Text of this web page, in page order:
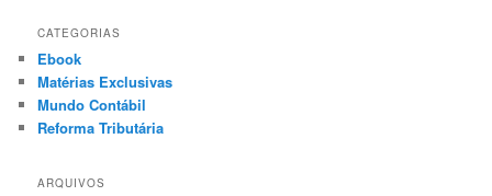
CATEGORIAS
Ebook
Matérias Exclusivas
Mundo Contábil
Reforma Tributária
ARQUIVOS